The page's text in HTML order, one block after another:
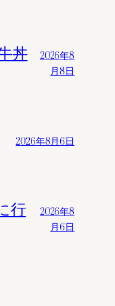
丼
2026年8
月8日
2026年8月6日
行
2026年8
月6日